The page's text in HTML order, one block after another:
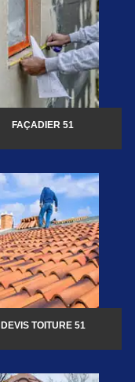
FAÇADIER 51
DEVIS TOITURE 51